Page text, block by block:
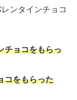
ンタインチョコ
チョコをもらっ
コをもらった